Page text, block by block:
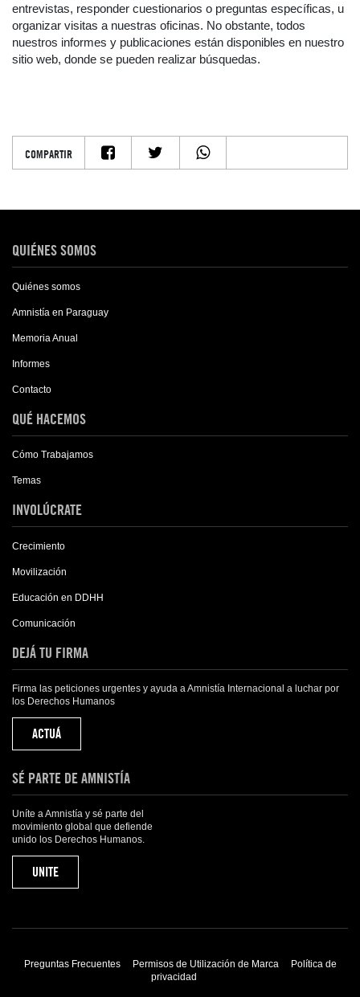
entrevistas, responder cuestionarios o preguntas específicas, u
organizar visitas a nuestras oficinas. No obstante, todos
nuestros informes y publicaciones están disponibles en nuestro
sitio web, donde se pueden realizar búsquedas.
COMPARTIR
QUIÉNES SOMOS
Quiénes somos
Amnistía en Paraguay
Memoria Anual
Informes
Contacto
QUÉ HACEMOS
Cómo Trabajamos
Temas
INVOLÚCRATE
Crecimiento
Movilización
Educación en DDHH
Comunicación
DEJÁ TU FIRMA
Firma las peticiones urgentes y ayuda a Amnistía Internacional a luchar por
los Derechos Humanos
ACTUÁ
SÉ PARTE DE AMNISTÍA
Uníte a Amnistía y sé parte del
movimiento global que defiende
unido los Derechos Humanos.
UNITE
Preguntas Frecuentes Permisos de Utilización de Marca
Política de
privacidad